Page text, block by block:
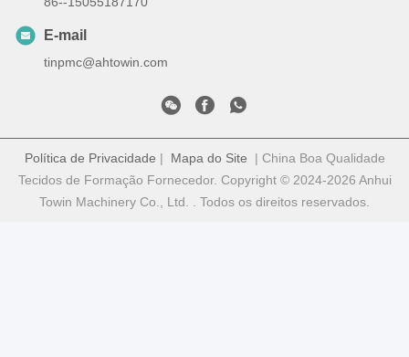
E-mail
tinpmc@ahtowin.com
Política de Privacidade | Mapa do Site | China Boa Qualidade
Tecidos de Formação Fornecedor. Copyright © 2024-2026 Anhui
Towin Machinery Co., Ltd. . Todos os direitos reservados.